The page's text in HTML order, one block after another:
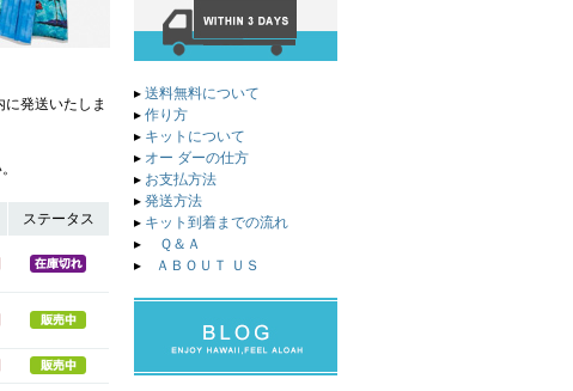
発送いたしま
ステータス
▸ 送料無料について
▸ 作り方
▸ キットについて
▸ オー ダーの仕方
▸ お支払方法
▸ 発送方法
▸ キット到着までの流れ
▸
Ｑ＆Ａ
▸
ＡＢＯＵＴ ＵＳ